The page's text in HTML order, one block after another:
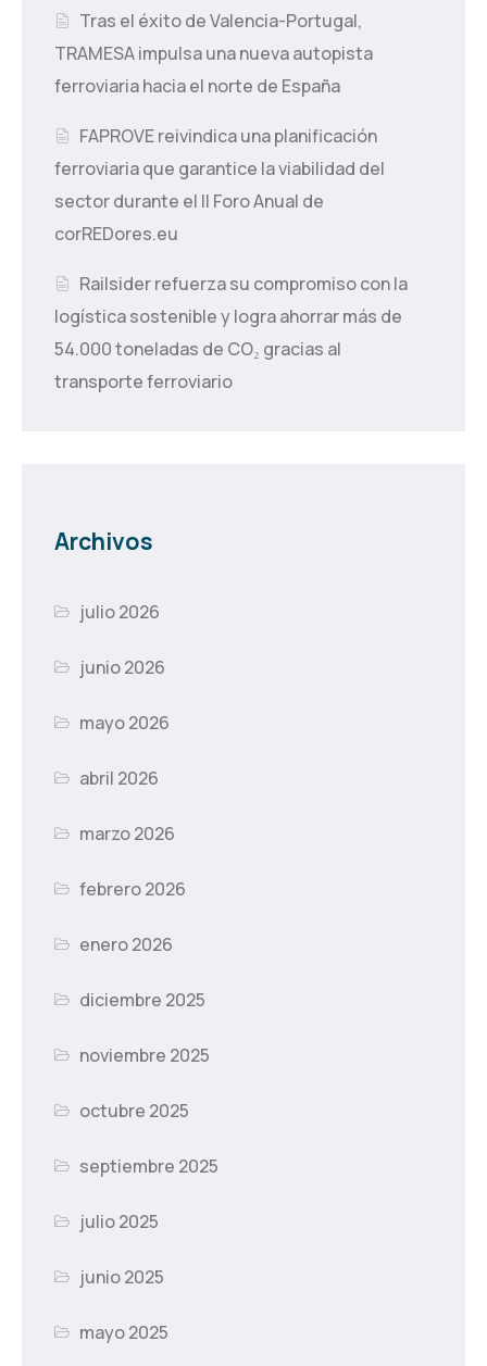
Tras el éxito de Valencia-Portugal,
TRAMESA impulsa una nueva autopista
ferroviaria hacia el norte de España
FAPROVE reivindica una planificación
ferroviaria que garantice la viabilidad del
sector durante el II Foro Anual de
corREDores.eu
Railsider refuerza su compromiso con la
logística sostenible y logra ahorrar más de
54.000 toneladas de CO₂ gracias al
transporte ferroviario
Archivos
julio 2026
junio 2026
mayo 2026
abril 2026
marzo 2026
febrero 2026
enero 2026
diciembre 2025
noviembre 2025
octubre 2025
septiembre 2025
julio 2025
junio 2025
mayo 2025